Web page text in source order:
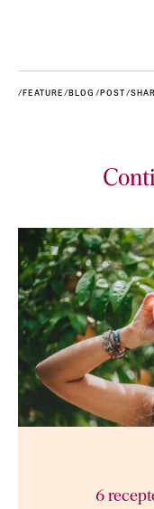
/FEATURE/BLOG/POST/
6